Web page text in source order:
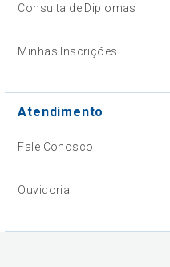
Consulta de Diplomas
Minhas Inscrições
Atendimento
Fale Conosco
Ouvidoria